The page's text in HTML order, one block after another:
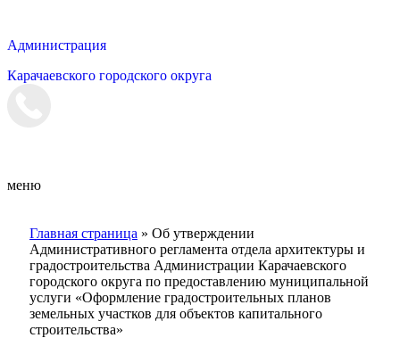
Администрация
Карачаевского городского округа
меню
Главная страница » Об утверждении
Административного регламента отдела архитектуры и
градостроительства Администрации Карачаевского
городского округа по предоставлению муниципальной
услуги «Оформление градостроительных планов
земельных участков для объектов капитального
строительства»